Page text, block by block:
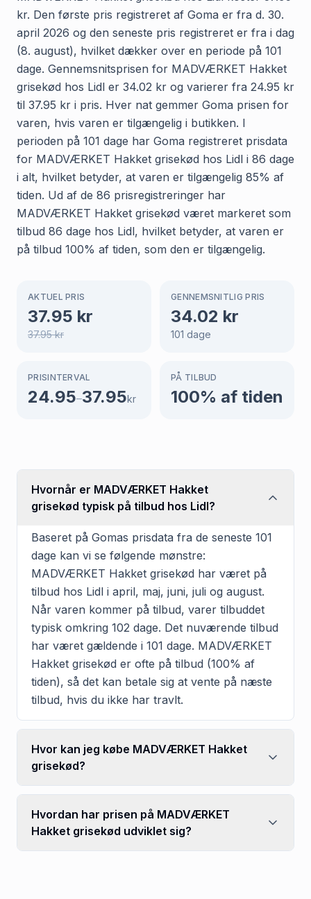
kr. Den første pris registreret af Goma er fra d. 30.
april 2026 og den seneste pris registreret er fra i dag
(8. august), hvilket dækker over en periode på 101
dage. Gennemsnitsprisen for MADVÆRKET Hakket
grisekød hos Lidl er 34.02 kr og varierer fra 24.95 kr
til 37.95 kr i pris. Hver nat gemmer Goma prisen for
varen, hvis varen er tilgængelig i butikken. I
perioden på 101 dage har Goma registreret prisdata
for MADVÆRKET Hakket grisekød hos Lidl i 86 dage
i alt, hvilket betyder, at varen er tilgængelig 85% af
tiden. Ud af de 86 prisregistreringer har
MADVÆRKET Hakket grisekød været markeret som
tilbud 86 dage hos Lidl, hvilket betyder, at varen er
på tilbud 100% af tiden, som den er tilgængelig.
AKTUEL PRIS
37.95 kr
37.95kr
GENNEMSNITLIG PRIS
34.02 kr
101 dage
PRISINTERVAL
24.95–37.95kr
PÅ TILBUD
100% af tiden
Hvornår er MADVÆRKET Hakket
grisekød typisk på tilbud hos Lidl?
Baseret på Gomas prisdata fra de seneste 101
dage kan vi se følgende mønstre:
MADVÆRKET Hakket grisekød har været på
tilbud hos Lidl i april, maj, juni, juli og august.
Når varen kommer på tilbud, varer tilbuddet
typisk omkring 102 dage. Det nuværende tilbud
har været gældende i 101 dage. MADVÆRKET
Hakket grisekød er ofte på tilbud (100% af
tiden), så det kan betale sig at vente på næste
tilbud, hvis du ikke har travlt.
Hvor kan jeg købe MADVÆRKET Hakket
grisekød?
Hvordan har prisen på MADVÆRKET
Hakket grisekød udviklet sig?